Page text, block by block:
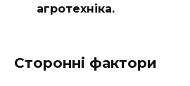
агротехніка.
Сторонні фактори